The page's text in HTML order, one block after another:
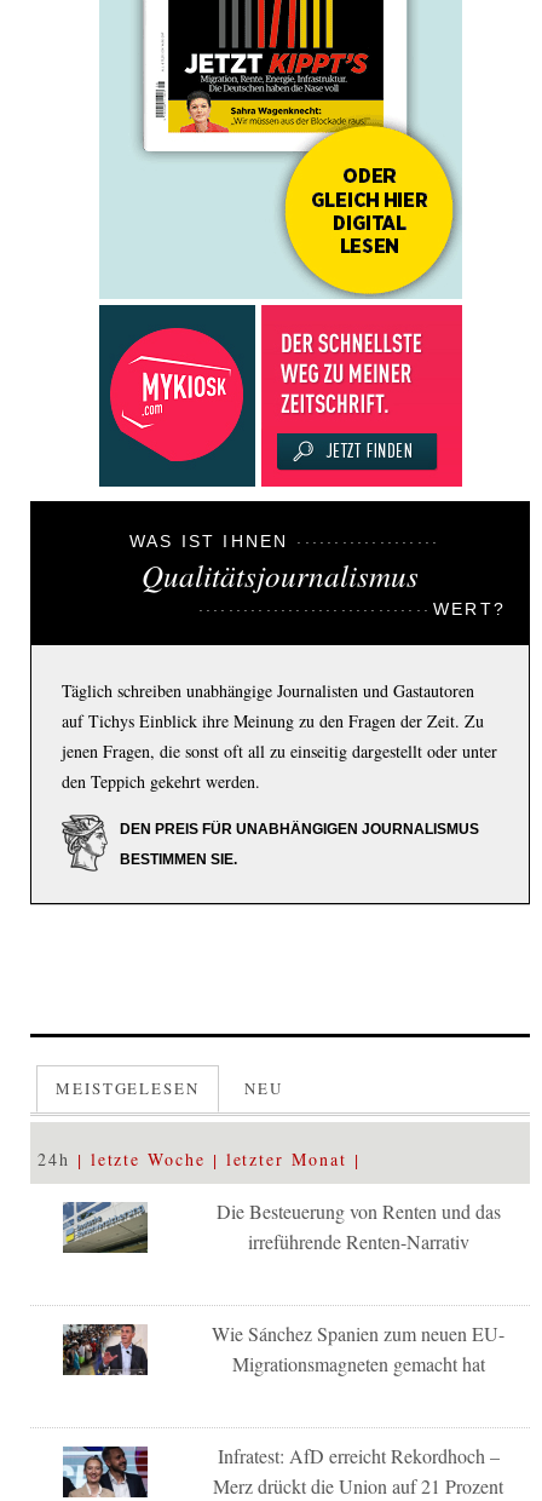
WAS IST IHNEN
Qualitätsjournalismus
WERT?
Täglich schreiben unabhängige Journalisten und Gastautoren
auf Tichys Einblick ihre Meinung zu den Fragen der Zeit. Zu
jenen Fragen, die sonst oft all zu einseitig dargestellt oder unter
den Teppich gekehrt werden.
DEN PREIS FÜR UNABHÄNGIGEN JOURNALISMUS
BESTIMMEN SIE.
MEISTGELESEN NEU
24h letzte Woche letzter Monat
Die Besteuerung von Renten und das
irreführende Renten-Narrativ
Wie Sánchez Spanien zum neuen EU-
Migrationsmagneten gemacht hat
Infratest: AfD erreicht Rekordhoch –
Merz drückt die Union auf 21 Prozent